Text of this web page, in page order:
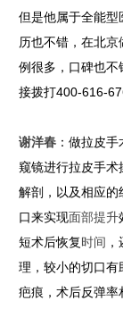
但是他属于全能型
历也不错，在北
例很多，口碑也
接拨打400-616-
谢洋春 ：做拉皮
窥镜进行拉皮手术
解剖，以及相应的
口来实现面部提升
短术后恢复时间
理，较小的切口有
疤痕，术后反弹